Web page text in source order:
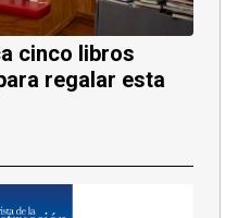
cinco libros
regalar esta